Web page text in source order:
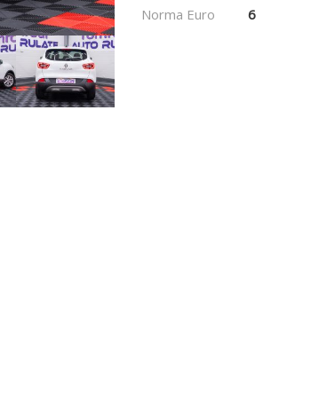
Norma Euro
6